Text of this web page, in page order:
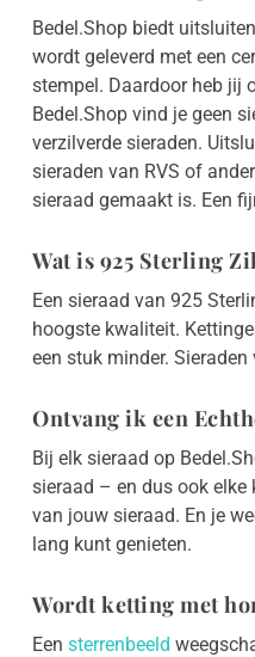
Bedel.Shop biedt
wordt geleverd met een
stempel. Daardoor heb jij
Bedel.Shop vind je geen
verzilverde sieraden.
sieraden van RVS of
sieraad gemaakt is. Een
Wat is 925 Sterling
Een sieraad van 925
hoogste kwaliteit.
een stuk minder.
Ontvang ik een
Bij elk sieraad op
sieraad – en dus ook elke
van jouw sieraad. En je
lang kunt genieten.
Wordt ketting met
Een sterrenbeeld